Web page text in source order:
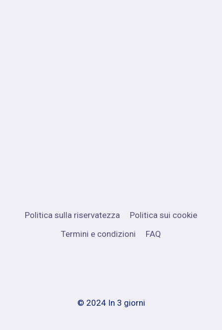
Politica sulla riservatezza
Politica sui cookie
Termini e condizioni
FAQ
© 2024 In 3 giorni